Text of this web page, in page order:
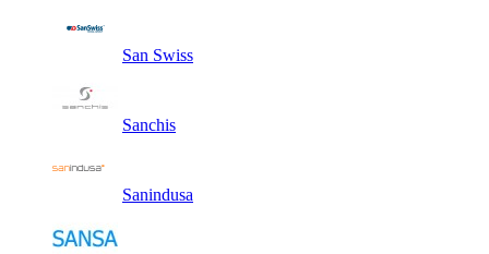
San Swiss
Sanchis
Sanindusa